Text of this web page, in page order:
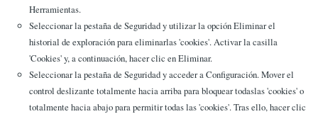
Herramientas.
Seleccionar la pestaña de Seguridad y utilizar la opción Eliminar el
historial de exploración para eliminarlas 'cookies'. Activar la casilla
'Cookies' y, a continuación, hacer clic en Eliminar.
Seleccionar la pestaña de Seguridad y acceder a Configuración. Mover el
control deslizante totalmente hacia arriba para bloquear todaslas 'cookies' o
totalmente hacia abajo para permitir todas las 'cookies'. Tras ello, hacer clic